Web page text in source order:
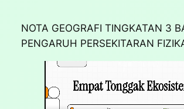
NOTA GEOGRAFI TINGKATAN 3
PENGARUH PERSEKITARAN